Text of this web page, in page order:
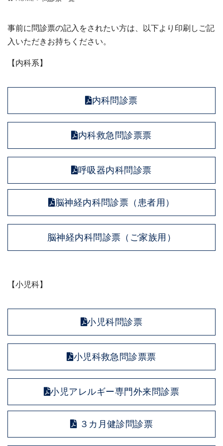
事前に問診票の記入をされたい方は、以下より印刷しご記
入いただきお持ちください。
【内科系】
内科問診票
内科救急問診票票
呼吸器内科問診票
脳神経内科問診票（患者用）
脳神経内科問診票（ご家族用）
【小児科】
小児科問診票
小児科救急問診票票
小児アレルギー専門外来問診票
３カ月健診問診票